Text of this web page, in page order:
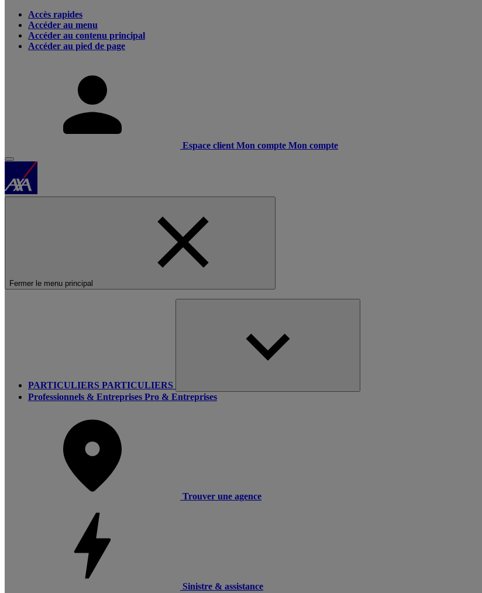
Accès rapides
Accéder au menu
Accéder au contenu principal
Accéder au pied de page
Espace client Mon compte Mon compte
Fermer le menu principal
PARTICULIERS PARTICULIERS
Professionnels & Entreprises Pro & Entreprises
Trouver une agence
Sinistre & assistance